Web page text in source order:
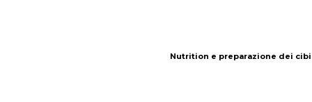
Nutrition e preparazione dei cibi
Nutrition e preparazione dei cibi